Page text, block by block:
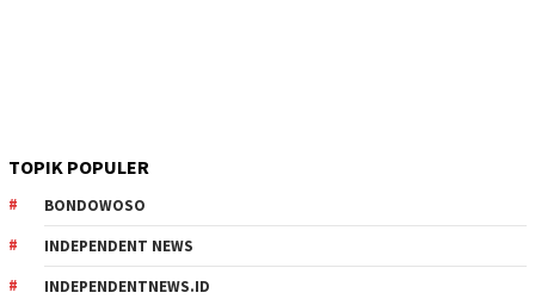
TOPIK POPULER
BONDOWOSO
INDEPENDENT NEWS
INDEPENDENTNEWS.ID